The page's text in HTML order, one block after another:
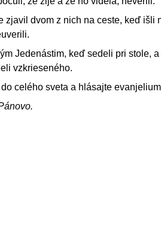
zjavil dvom z nich na ceste, keď išli
Jedenástim, keď sedeli pri stole,
vzkrieseného.
celého sveta a hlásajte